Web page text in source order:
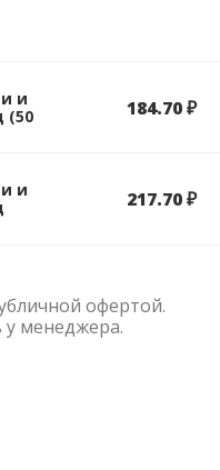
и
(50
184.70 ₽
и
217.70 ₽
офертой.
менеджера.